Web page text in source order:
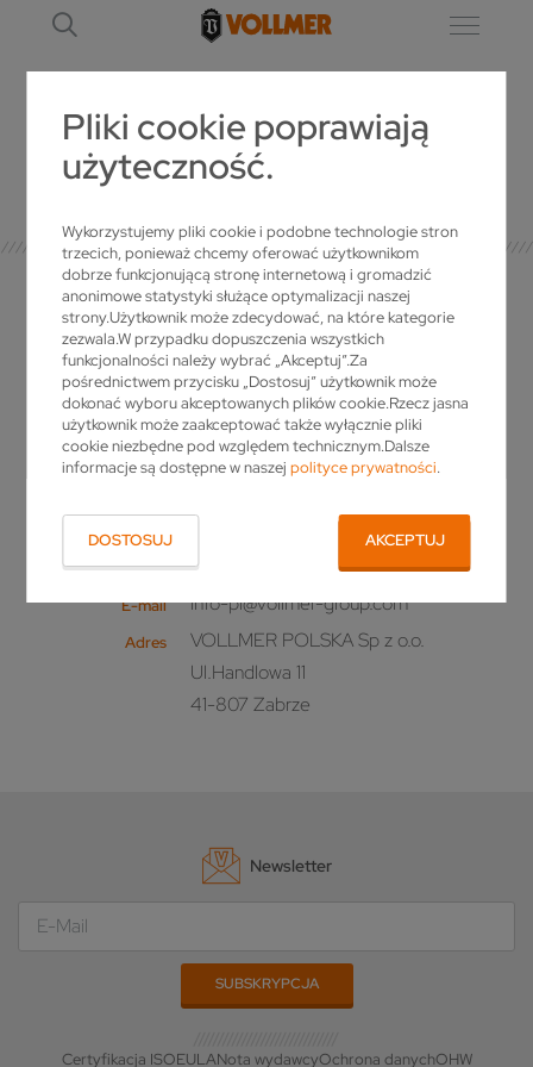
Pliki cookie poprawiają
użyteczność.
Wykorzystujemy pliki cookie i podobne technologie stron
trzecich, ponieważ chcemy oferować użytkownikom
dobrze funkcjonującą stronę internetową i gromadzić
anonimowe statystyki służące optymalizacji naszej
strony.Użytkownik może zdecydować, na które kategorie
zezwala.W przypadku dopuszczenia wszystkich
funkcjonalności należy wybrać „Akceptuj”.Za
pośrednictwem przycisku „Dostosuj” użytkownik może
dokonać wyboru akceptowanych plików cookie.Rzecz jasna
użytkownik może zaakceptować także wyłącznie pliki
cookie niezbędne pod względem technicznym.Dalsze
informacje są dostępne w naszejpolityce prywatności.
DOSTOSUJ AKCEPTUJ
SZCZEGÓŁ
OSOBA KONTAKTOWA
Czy masz pytania do VOLLMER? Czy życzysz
sobie więcej informacji dotyczących naszych
produktów, czy chcesz otrzymać indywidualną
Telefon +48 32 733 08 69
E-mail info-pl@vollmer-group.com
Adres
VOLLMER POLSKA Sp z o.o.
Ul.Handlowa 11
41-807 Zabrze
Newsletter
Certyfikacja ISOEULANota wydawcyOchrona danychOHW